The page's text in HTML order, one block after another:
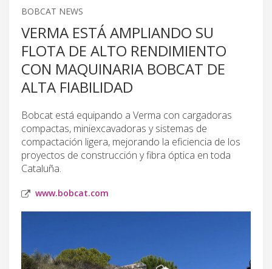
BOBCAT NEWS
VERMA ESTÁ AMPLIANDO SU
FLOTA DE ALTO RENDIMIENTO
CON MAQUINARIA BOBCAT DE
ALTA FIABILIDAD
Bobcat está equipando a Verma con cargadoras
compactas, miniexcavadoras y sistemas de
compactación ligera, mejorando la eficiencia de los
proyectos de construcción y fibra óptica en toda
Cataluña.
www.bobcat.com